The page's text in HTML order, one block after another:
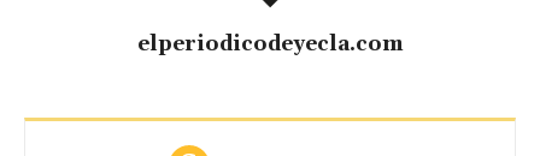
elperiodicodeyecla.com